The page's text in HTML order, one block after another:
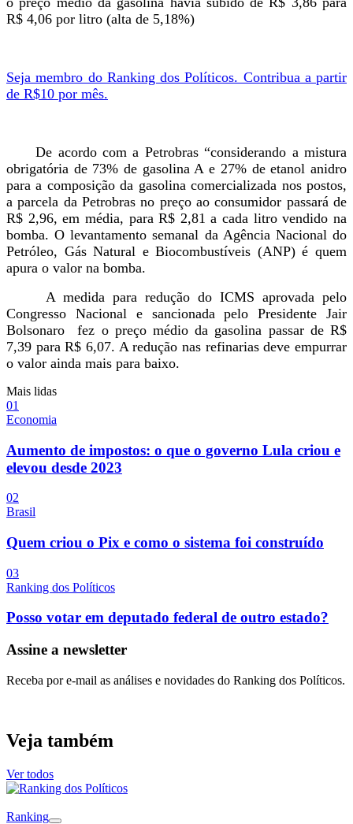
R$ 4,06 por litro (alta de 5,18%)
Seja membro do Ranking dos Políticos. Contribua a partir
de R$10 por mês.
De acordo com a Petrobras “considerando a mistura
obrigatória de 73% de gasolina A e 27% de etanol anidro
para a composição da gasolina comercializada nos postos,
a parcela da Petrobras no preço ao consumidor passará de
R$ 2,96, em média, para R$ 2,81 a cada litro vendido na
bomba. O levantamento semanal da Agência Nacional do
Petróleo, Gás Natural e Biocombustíveis (ANP) é quem
apura o valor na bomba.
A medida para redução do ICMS aprovada pelo
Congresso Nacional e sancionada pelo Presidente Jair
Bolsonaro fez o preço médio da gasolina passar de R$
7,39 para R$ 6,07. A redução nas refinarias deve empurrar
o valor ainda mais para baixo.
Mais lidas
01
Economia
Aumento de impostos: o que o governo Lula criou e
elevou desde 2023
02
Brasil
Quem criou o Pix e como o sistema foi construído
03
Ranking dos Políticos
Posso votar em deputado federal de outro estado?
Assine a newsletter
Receba por e-mail as análises e novidades do Ranking dos Políticos.
Veja também
Ver todos
Ranking